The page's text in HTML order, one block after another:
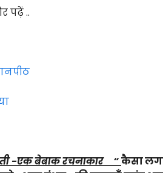
पढ़ें ..
-एक बेबाक रचनाकार “कैसा